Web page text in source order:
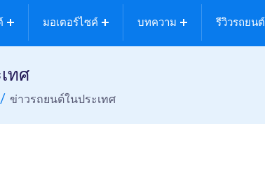
มอเตอร์ไซค์ บทความ รีวิวรถยนต์
ทศ
ข่าวรถยนต์ในประเทศ